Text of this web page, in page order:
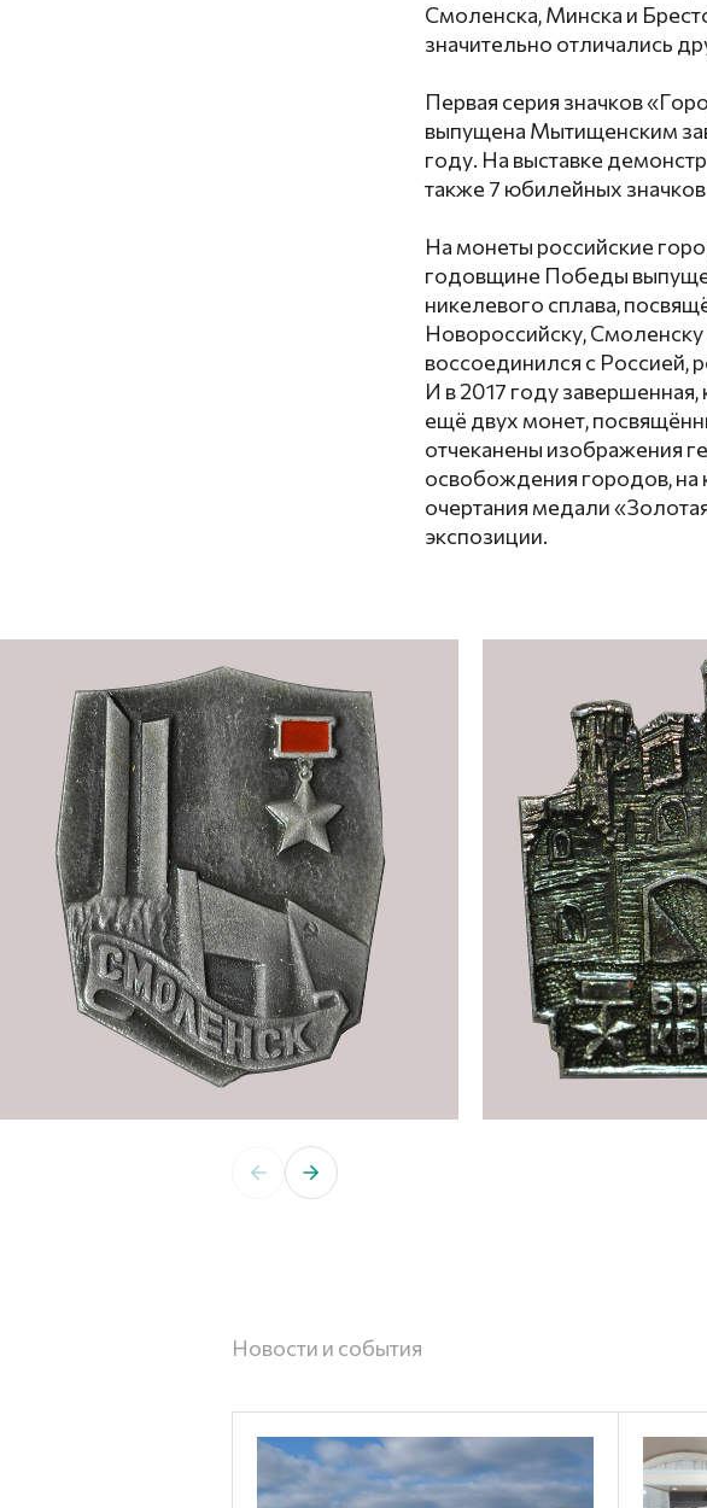
Смоленска, Минска и
значительно отличались
Первая серия значков
выпущена Мытищенским
году. На выставке
также 7 юбилейных
На монеты российские
годовщине Победы
никелевого сплава,
Новороссийску,
воссоединился с Россией,
И в 2017 году
ещё двух монет,
отчеканены изображения
освобождения городов,
очертания медали
экспозиции.
Новости и события